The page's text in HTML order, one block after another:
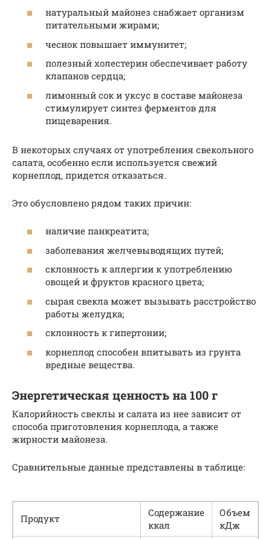
натуральный майонез снабжает организм
питательными жирами;
чеснок повышает иммунитет;
полезный холестерин обеспечивает работу
клапанов сердца;
лимонный сок и уксус в составе майонеза
стимулирует синтез ферментов для
пищеварения.
В некоторых случаях от употребления свекольного
салата, особенно если используется свежий
корнеплод, придется отказаться.
Это обусловлено рядом таких причин:
наличие панкреатита;
заболевания желчевыводящих путей;
склонность к аллергии к употреблению
овощей и фруктов красного цвета;
сырая свекла может вызывать расстройство
работы желудка;
склонность к гипертонии;
корнеплод способен впитывать из грунта
вредные вещества.
Энергетическая ценность на 100 г
Калорийность свеклы и салата из нее зависит от
способа приготовления корнеплода, а также
жирности майонеза.
Сравнительные данные представлены в таблице:
Продукт
Содержание
ккал
Объем
кДж